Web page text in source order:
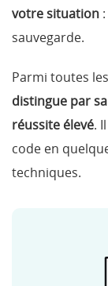
votre situation
sauvegarde.
Parmi toutes
distingue par
réussite élevé.
code en
techniques.